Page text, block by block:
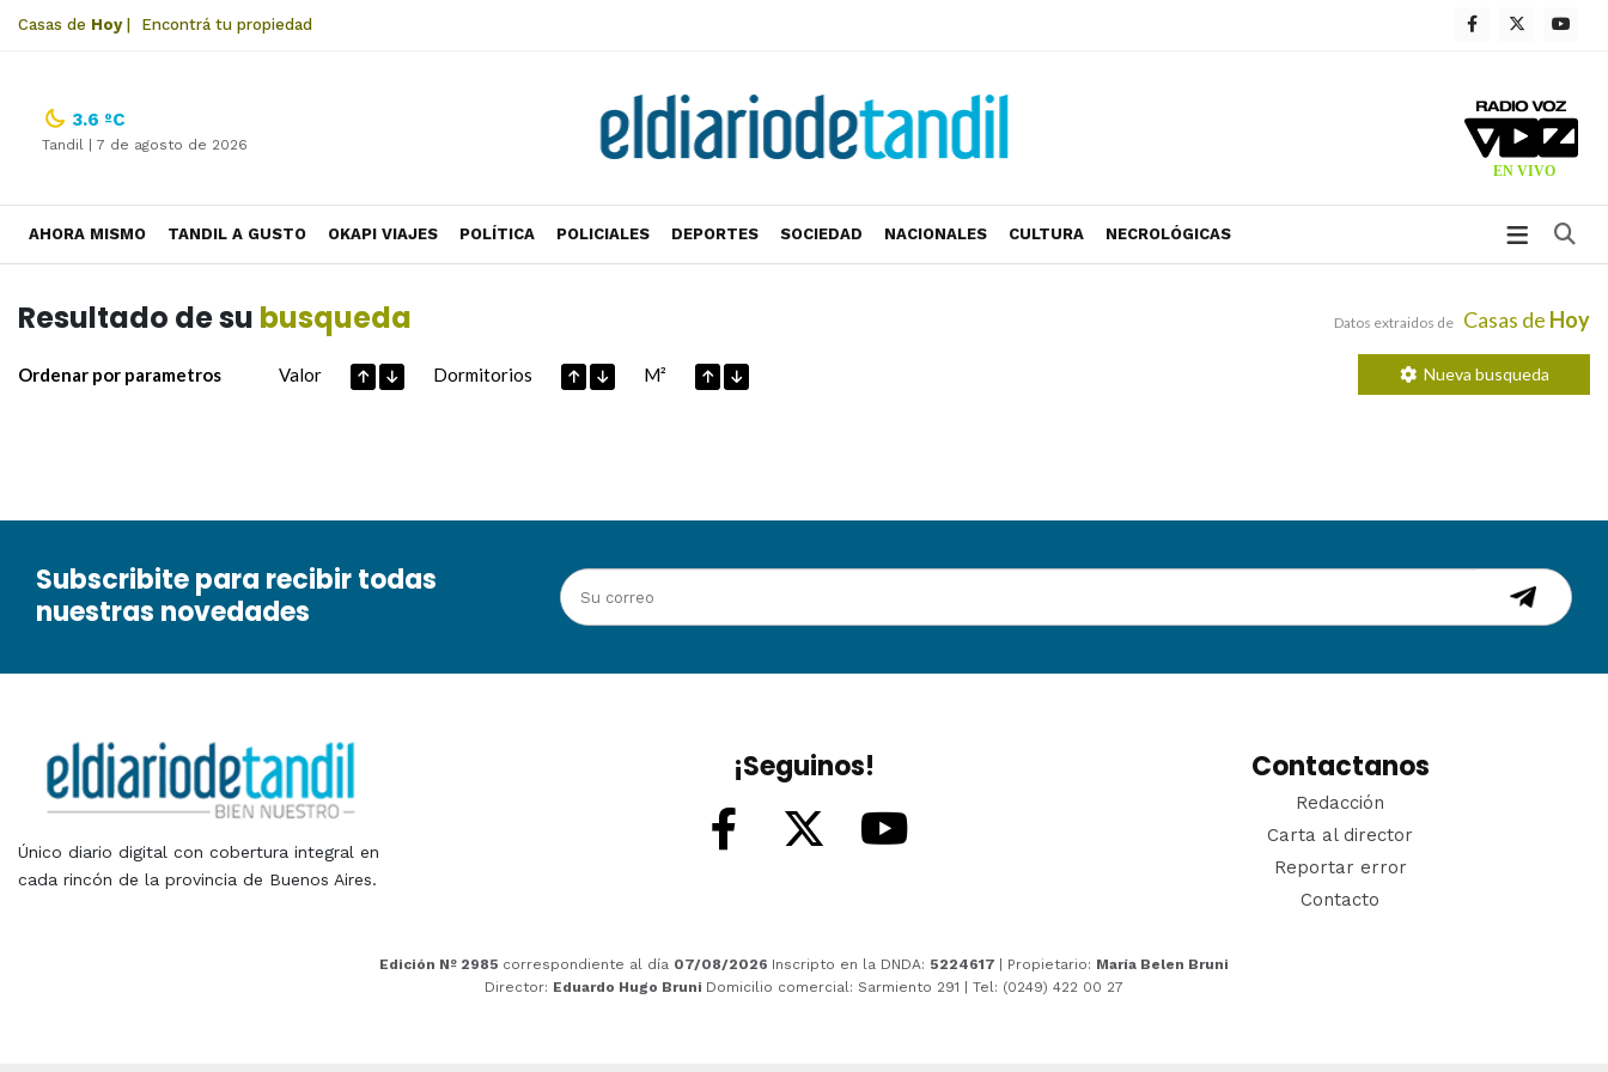
Casas de Hoy| Encontrá tu propiedad
3.6 ºC
Tandil | 7 de agosto de 2026
AHORA MISMO TANDIL A GUSTO OKAPI VIAJES POLÍTICA POLICIALES DEPORTES SOCIEDAD NACIONALES CULTURA NECROLÓGICAS
Resultado de su busqueda Datos extraidos de Casas de Hoy
Ordenar por parametros Valor Dormitorios M² Nueva busqueda
Subscribite para recibir todas
nuestras novedades
Único diario digital con cobertura integral en
cada rincón de la provincia de Buenos Aires.
¡Seguinos! Contactanos
Redacción
Carta al director
Reportar error
Contacto
Edición Nº 2985 correspondiente al día 07/08/2026 Inscripto en la DNDA: 5224617 | Propietario: María Belen Bruni
Director: Eduardo Hugo Bruni Domicilio comercial: Sarmiento 291 | Tel: (0249) 422 00 27